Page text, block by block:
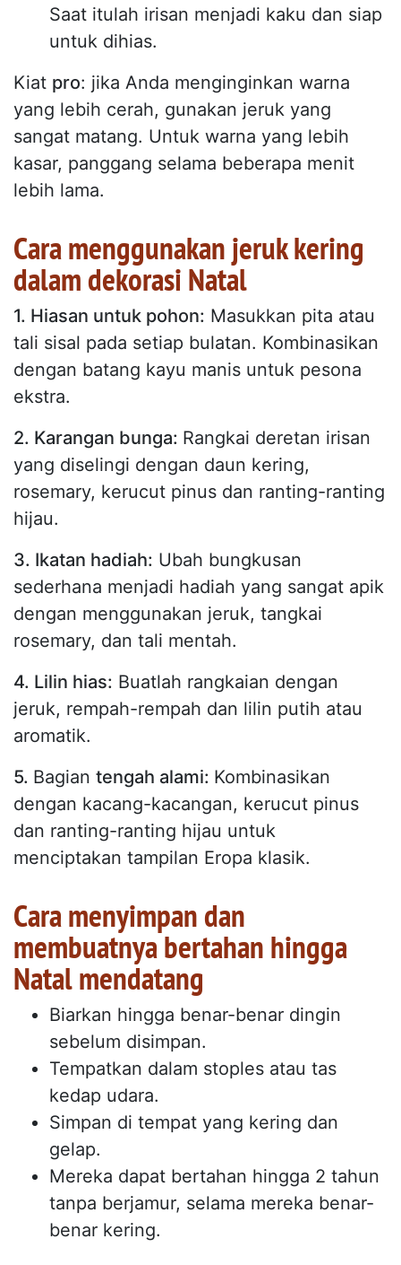
Saat itulah irisan menjadi kaku dan siap
untuk dihias.
Kiat pro: jika Anda menginginkan warna
yang lebih cerah, gunakan jeruk yang
sangat matang. Untuk warna yang lebih
kasar, panggang selama beberapa menit
lebih lama.
Cara menggunakan jeruk kering
dalam dekorasi Natal
1. Hiasan untuk pohon: Masukkan pita atau
tali sisal pada setiap bulatan. Kombinasikan
dengan batang kayu manis untuk pesona
ekstra.
2. Karangan bunga: Rangkai deretan irisan
yang diselingi dengan daun kering,
rosemary, kerucut pinus dan ranting-ranting
hijau.
3. Ikatan hadiah: Ubah bungkusan
sederhana menjadi hadiah yang sangat apik
dengan menggunakan jeruk, tangkai
rosemary, dan tali mentah.
4. Lilin hias: Buatlah rangkaian dengan
jeruk, rempah-rempah dan lilin putih atau
aromatik.
5. Bagian tengah alami: Kombinasikan
dengan kacang-kacangan, kerucut pinus
dan ranting-ranting hijau untuk
menciptakan tampilan Eropa klasik.
Cara menyimpan dan
membuatnya bertahan hingga
Natal mendatang
Biarkan hingga benar-benar dingin
sebelum disimpan.
Tempatkan dalam stoples atau tas
kedap udara.
Simpan di tempat yang kering dan
gelap.
Mereka dapat bertahan hingga 2 tahun
tanpa berjamur, selama mereka benar-
benar kering.